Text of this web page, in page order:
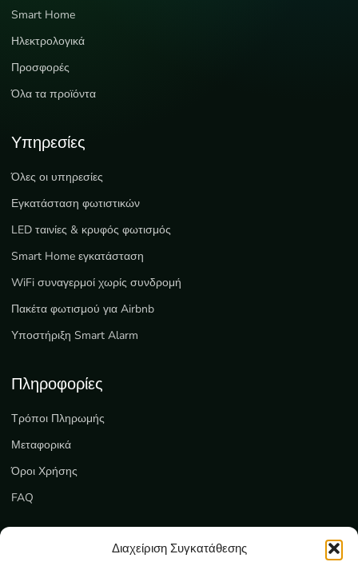
Διαχείριση Συγκατάθεσης
Smart Home
Ηλεκτρολογικά
Προσφορές
Όλα τα προϊόντα
Υπηρεσίες
Όλες οι υπηρεσίες
Εγκατάσταση φωτιστικών
LED ταινίες & κρυφός φωτισμός
Smart Home εγκατάσταση
WiFi συναγερμοί χωρίς συνδρομή
Πακέτα φωτισμού για Airbnb
Υποστήριξη Smart Alarm
Πληροφορίες
Τρόποι Πληρωμής
Μεταφορικά
Όροι Χρήσης
FAQ